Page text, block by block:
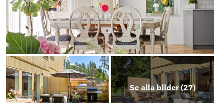
Se alla bilder (27)